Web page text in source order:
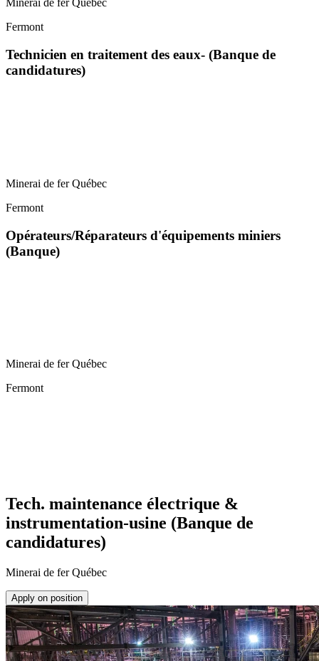
Minerai de fer Québec
Fermont
Technicien en traitement des eaux- (Banque de
candidatures)
Minerai de fer Québec
Fermont
Opérateurs/Réparateurs d'équipements miniers
(Banque)
Minerai de fer Québec
Fermont
Tech. maintenance électrique &
instrumentation-usine (Banque de
candidatures)
Minerai de fer Québec
Apply on position